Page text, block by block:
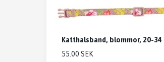
Katthalsband, blommor, 20-34
55.00 SEK